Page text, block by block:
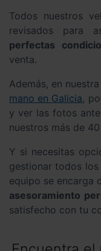
Todos nuestros
revisados para
perfectas
venta.
Además, en
mano en Galicia,
y ver las fotos
nuestros más de
Y si necesitas
gestionar todos
equipo se encarga
asesoramiento
satisfecho con tu